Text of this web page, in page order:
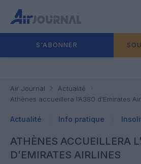
S'ABONNER
Air Journal
Actualité
Athènes accueillera l’A380 d’Emirates
Actualité Info pratique
ATHÈNES ACCUEILLERA
D’EMIRATES AIRLINES